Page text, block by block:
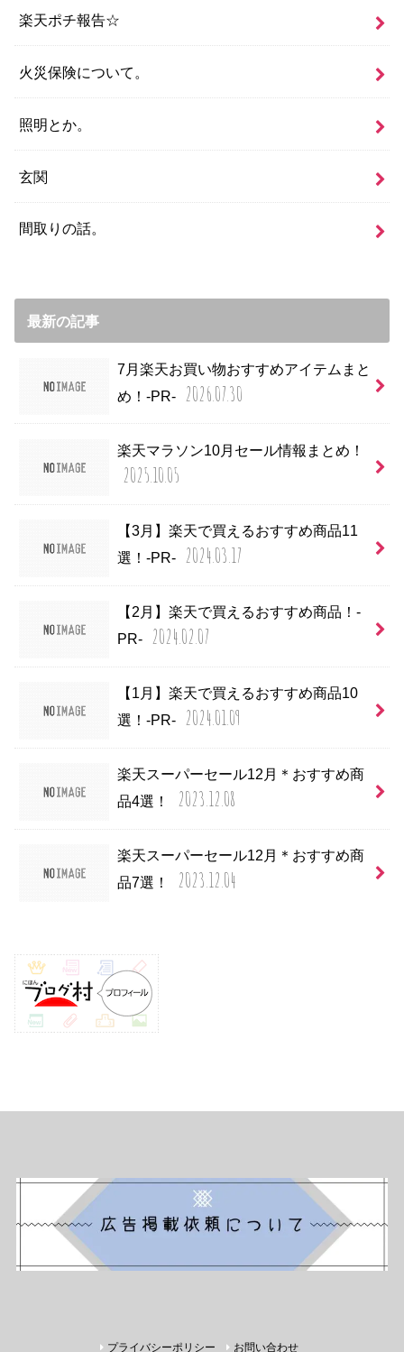
楽天ポチ報告☆
火災保険について。
照明とか。
玄関
間取りの話。
最新の記事
7月楽天お買い物おすすめアイテムまと
め！-PR-
2026.07.30
楽天マラソン10月セール情報まとめ！
2025.10.05
【3月】楽天で買えるおすすめ商品11
選！-PR-
2024.03.17
【2月】楽天で買えるおすすめ商品！-
PR-
2024.02.07
【1月】楽天で買えるおすすめ商品10
選！-PR-
2024.01.09
楽天スーパーセール12月＊おすすめ商
品4選！
2023.12.08
楽天スーパーセール12月＊おすすめ商
品7選！
2023.12.04
プライバシーポリシー お問い合わせ